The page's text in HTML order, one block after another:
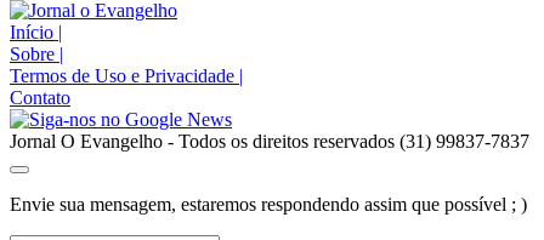
Início |
Sobre |
Termos de Uso e Privacidade |
Contato
Jornal O Evangelho - Todos os direitos reservados (31) 99837-7837
Envie sua mensagem, estaremos respondendo assim que possível ; )